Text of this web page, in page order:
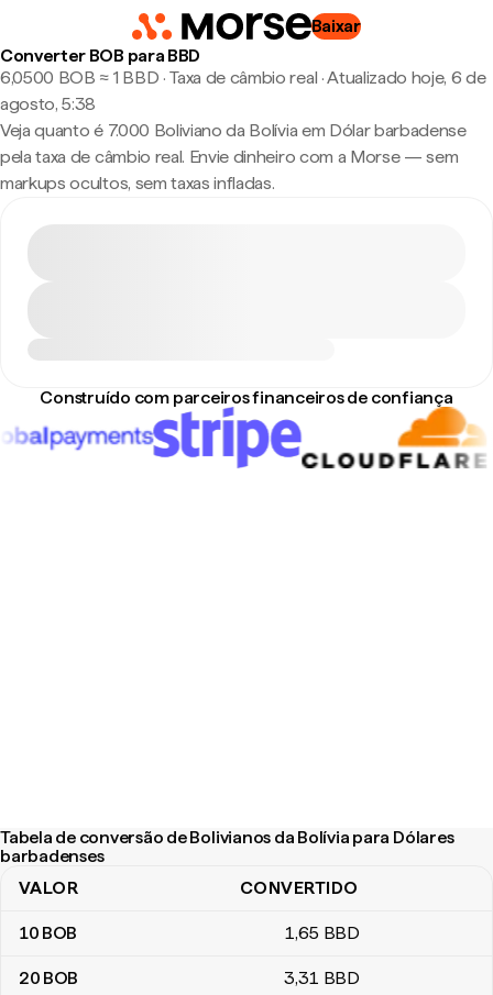
Baixar
Converter BOB para BBD
6,0500 BOB ≈ 1 BBD · Taxa de câmbio real ·Atualizado hoje, 6 de
agosto, 5:38
Veja quanto é 7.000 Boliviano da Bolívia em Dólar barbadense
pela taxa de câmbio real. Envie dinheiro com a Morse — sem
markups ocultos, sem taxas infladas.
Construído com parceiros financeiros de confiança
Tabela de conversão de Bolivianos da Bolívia para Dólares
barbadenses
Tabela de conversão de Bolivianos da Bolívia para Dólares
VALOR CONVERTIDO
10 BOB 1,65 BBD
20 BOB 3,31 BBD